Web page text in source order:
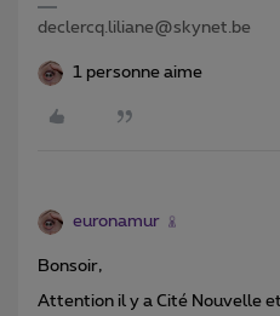
declercq.liliane@skynet.be
1 personne aime
euronamur
Bonsoir,
Attention il y a Cité Nouvelle